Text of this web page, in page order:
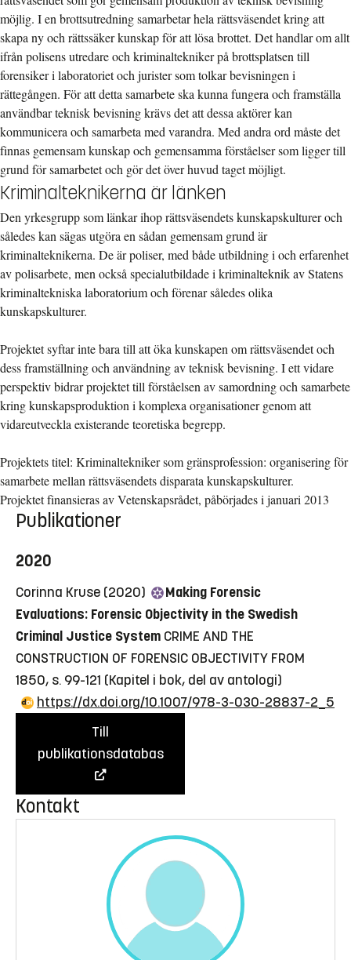
möjlig. I en brottsutredning samarbetar hela rättsväsendet kring att
skapa ny och rättssäker kunskap för att lösa brottet. Det handlar om allt
ifrån polisens utredare och kriminaltekniker på brottsplatsen till
forensiker i laboratoriet och jurister som tolkar bevisningen i
rättegången. För att detta samarbete ska kunna fungera och framställa
användbar teknisk bevisning krävs det att dessa aktörer kan
kommunicera och samarbeta med varandra. Med andra ord måste det
finnas gemensam kunskap och gemensamma förståelser som ligger till
grund för samarbetet och gör det över huvud taget möjligt.
Kriminalteknikerna är länken
Den yrkesgrupp som länkar ihop rättsväsendets kunskapskulturer och
således kan sägas utgöra en sådan gemensam grund är
kriminalteknikerna. De är poliser, med både utbildning i och erfarenhet
av polisarbete, men också specialutbildade i kriminalteknik av Statens
kriminaltekniska laboratorium och förenar således olika
kunskapskulturer.
Projektet syftar inte bara till att öka kunskapen om rättsväsendet och
dess framställning och användning av teknisk bevisning. I ett vidare
perspektiv bidrar projektet till förståelsen av samordning och samarbete
kring kunskapsproduktion i komplexa organisationer genom att
vidareutveckla existerande teoretiska begrepp.
Projektets titel: Kriminaltekniker som gränsprofession: organisering för
samarbete mellan rättsväsendets disparata kunskapskulturer.
Projektet finansieras av Vetenskapsrådet, påbörjades i januari 2013
Publikationer
2020
Corinna Kruse (2020)
Making Forensic
Evaluations: Forensic Objectivity in the Swedish
Criminal Justice System CRIME AND THE
CONSTRUCTION OF FORENSIC OBJECTIVITY FROM
1850, s. 99-121 (Kapitel i bok, del av antologi)
https://dx.doi.org/10.1007/978-3-030-28837-2_5
Till
publikationsdatabas
Kontakt